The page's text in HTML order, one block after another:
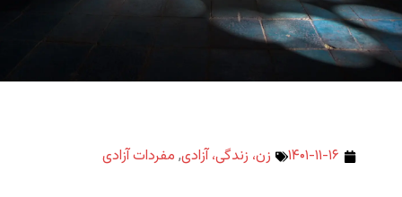
۱۴۰۱-۱۱-۱۶ زن، زندگی، آزادی, مفردات آزادی